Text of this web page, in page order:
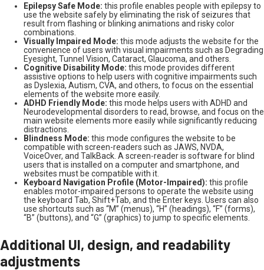
Epilepsy Safe Mode: this profile enables people with epilepsy to
use the website safely by eliminating the risk of seizures that
result from flashing or blinking animations and risky color
combinations.
Visually Impaired Mode: this mode adjusts the website for the
convenience of users with visual impairments such as Degrading
Eyesight, Tunnel Vision, Cataract, Glaucoma, and others.
Cognitive Disability Mode: this mode provides different
assistive options to help users with cognitive impairments such
as Dyslexia, Autism, CVA, and others, to focus on the essential
elements of the website more easily.
ADHD Friendly Mode: this mode helps users with ADHD and
Neurodevelopmental disorders to read, browse, and focus on the
main website elements more easily while significantly reducing
distractions.
Blindness Mode: this mode configures the website to be
compatible with screen-readers such as JAWS, NVDA,
VoiceOver, and TalkBack. A screen-reader is software for blind
users that is installed on a computer and smartphone, and
websites must be compatible with it.
Keyboard Navigation Profile (Motor-Impaired): this profile
enables motor-impaired persons to operate the website using
the keyboard Tab, Shift+Tab, and the Enter keys. Users can also
use shortcuts such as “M” (menus), “H” (headings), “F” (forms),
“B” (buttons), and “G” (graphics) to jump to specific elements.
Additional UI, design, and readability
adjustments